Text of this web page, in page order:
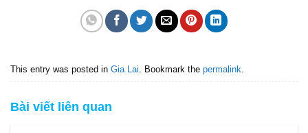
This entry was posted in Gia Lai . Bookmark the permalink
Bài viết liên quan